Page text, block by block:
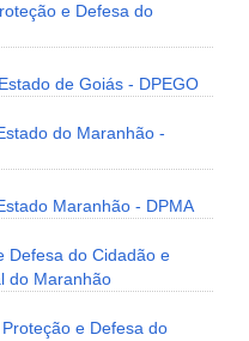
e Defesa do
de Goiás - DPEGO
do Maranhão -
Maranhão - DPMA
Defesa do Cidadão e
do Maranhão
e Defesa do